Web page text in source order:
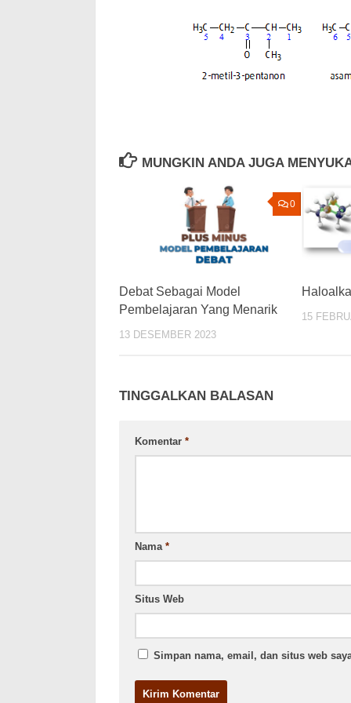
MUNGKIN ANDA JUGA
0
Debat Sebagai Model
Pembelajaran Yang Menarik
13 DESEMBER 2023
15
TINGGALKAN BALASAN
Komentar *
Nama *
Situs Web
Simpan nama, email, dan situs web